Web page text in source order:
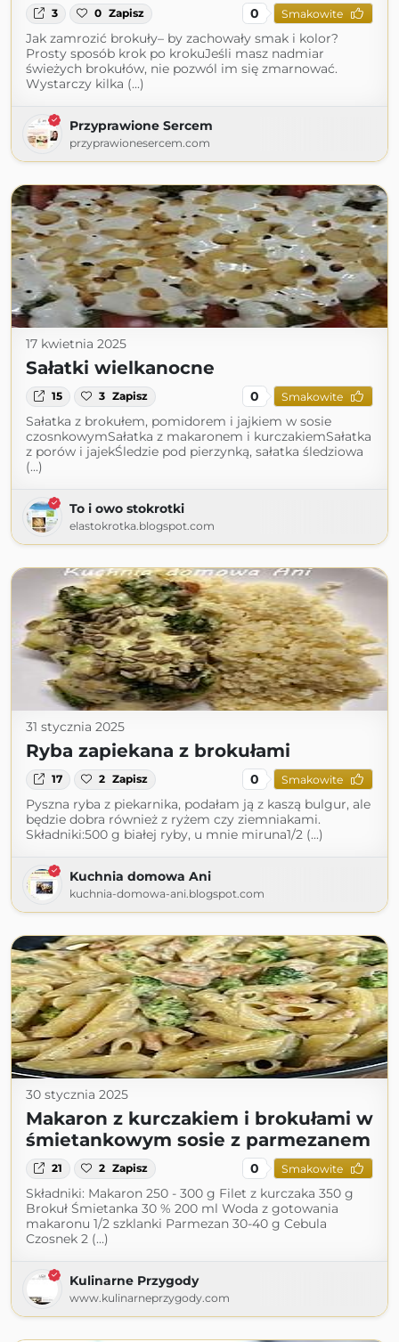
3 0 Zapisz 0 Smakowite
Jak zamrozić brokuły– by zachowały smak i kolor?
Prosty sposób krok po krokuJeśli masz nadmiar
świeżych brokułów, nie pozwól im się zmarnować.
Wystarczy kilka (...)
Przyprawione Sercem
przyprawionesercem.com
17 kwietnia 2025
Sałatki wielkanocne
15 3 Zapisz 0 Smakowite
Sałatka z brokułem, pomidorem i jajkiem w sosie
czosnkowymSałatka z makaronem i kurczakiemSałatka
z porów i jajekŚledzie pod pierzynką, sałatka śledziowa
(...)
To i owo stokrotki
elastokrotka.blogspot.com
31 stycznia 2025
Ryba zapiekana z brokułami
17 2 Zapisz 0 Smakowite
Pyszna ryba z piekarnika, podałam ją z kaszą bulgur, ale
będzie dobra również z ryżem czy ziemniakami.
Składniki:500 g białej ryby, u mnie miruna1/2 (...)
Kuchnia domowa Ani
kuchnia-domowa-ani.blogspot.com
30 stycznia 2025
Makaron z kurczakiem i brokułami w
śmietankowym sosie z parmezanem
21 2 Zapisz 0 Smakowite
Składniki: Makaron 250 - 300 g Filet z kurczaka 350 g
Brokuł Śmietanka 30 % 200 ml Woda z gotowania
makaronu 1/2 szklanki Parmezan 30-40 g Cebula
Czosnek 2 (...)
Kulinarne Przygody
www.kulinarneprzygody.com